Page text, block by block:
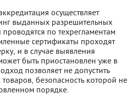
осуществляет
выданных разрешительных
по техрегламентам
сертификаты проходят
и в случае выявления
быть приостановлен уже в
позволяет не допустить
безопасность которой не
порядке.